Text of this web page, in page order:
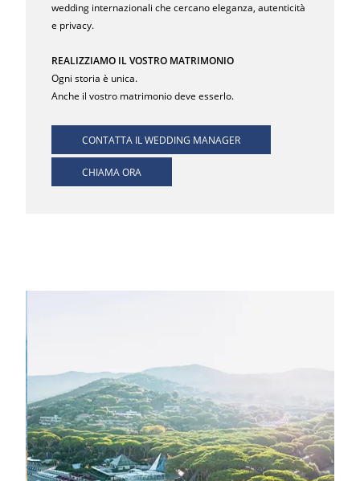
wedding internazionali che cercano eleganza, autenticità
e privacy.
REALIZZIAMO IL VOSTRO MATRIMONIO
Ogni storia è unica.
Anche il vostro matrimonio deve esserlo.
CONTATTA IL WEDDING MANAGER
CHIAMA ORA